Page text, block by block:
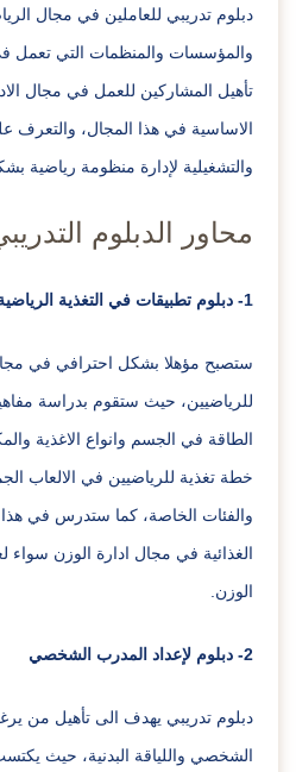
دبلوم تدريبي للعاملين في مجال
والمؤسسات والمنظمات التي تعمل
تأهيل المشاركين للعمل في مجال
الاساسية في هذا المجال، والتعرف
والتشغيلية لإدارة منظومة رياضية
محاور الدبلوم
1- دبلوم تطبيقات في التغذية الرياضية
ستصبح مؤهلا بشكل احترافي في مجال
للرياضيين، حيث ستقوم بدراسة مفاهيم
الطاقة في الجسم وانواع الاغذية
خطة تغذية للرياضيين في الالعاب
والفئات الخاصة، كما ستدرس في هذا
الغذائية في مجال ادارة الوزن سواء
الوزن.
2- دبلوم لإعداد المدرب الشخصي
دبلوم تدريبي يهدف الى تأهيل من
الشخصي واللياقة البدنية، حيث